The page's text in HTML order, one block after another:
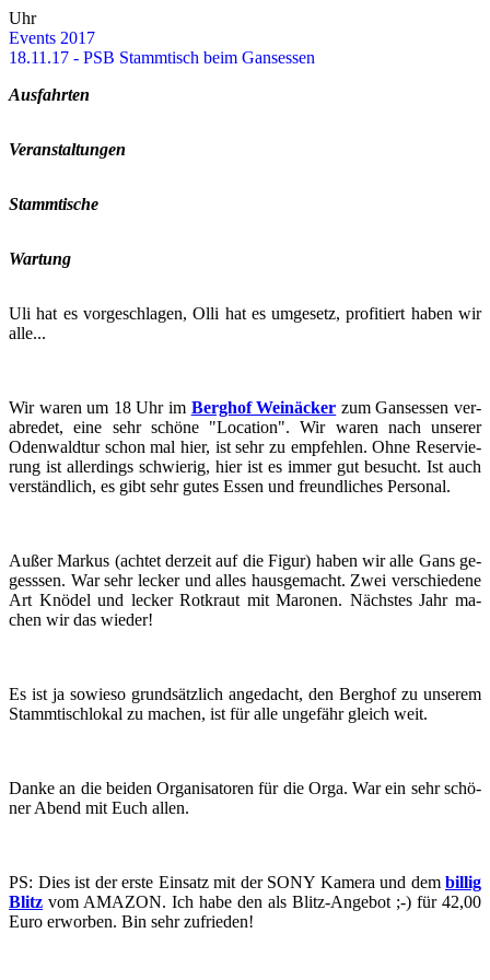
Uhr
Events 2017
18.11.17 - PSB Stamm­tisch beim Gan­ses­sen
Aus­fahr­ten
Ver­an­stal­tun­gen
Stamm­ti­sche
War­tung
Uli hat es vor­ge­schla­gen, Olli hat es um­ge­setz, pro­fi­tiert haben wir
alle...
Wir waren um 18 Uhr im Berg­hof Wein­ä­cker zum Gan­ses­sen ver­
ab­re­det, eine sehr schö­ne "Lo­ca­ti­on". Wir waren nach un­se­rer
Oden­wald­tur schon mal hier, ist sehr zu emp­feh­len. Ohne Re­ser­vie­
rung ist al­ler­dings schwie­rig, hier ist es immer gut be­sucht. Ist auch
ver­ständ­lich, es gibt sehr gutes Essen und freund­li­ches Per­so­nal.
Außer Mar­kus (ach­tet der­zeit auf die Figur) haben wir alle Gans ge­
gess­sen. War sehr le­cker und alles haus­ge­macht. Zwei ver­schie­de­ne
Art Knö­del und le­cker Rot­kraut mit Ma­ro­nen. Nächs­tes Jahr ma­
chen wir das wie­der!
Es ist ja so­wie­so grund­sätz­lich an­ge­dacht, den Berg­hof zu un­se­rem
Stamm­tisch­lo­kal zu ma­chen, ist für alle un­ge­fähr gleich weit.
Danke an die bei­den Or­ga­ni­sa­to­ren für die Orga. War ein sehr schö­
ner Abend mit Euch allen.
PS: Dies ist der erste Ein­satz mit der SONY Ka­me­ra und dem bil­lig
Blitz vom AMA­ZON. Ich habe den als Blitz-​​​Angebot ;-) für 42,00
Euro er­wor­ben. Bin sehr zu­frie­den!